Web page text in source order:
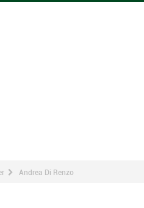
Andrea Di Renzo